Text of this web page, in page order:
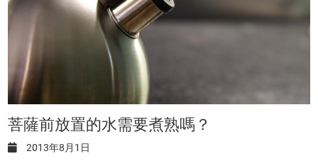
菩薩前放置的水需要煮熟嗎？
2013年8月1日